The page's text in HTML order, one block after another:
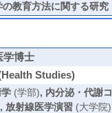
教育方法に関する研究
学博士
Studies)
(学部), 内分泌・代謝
, 放射線医学演習(大学院)